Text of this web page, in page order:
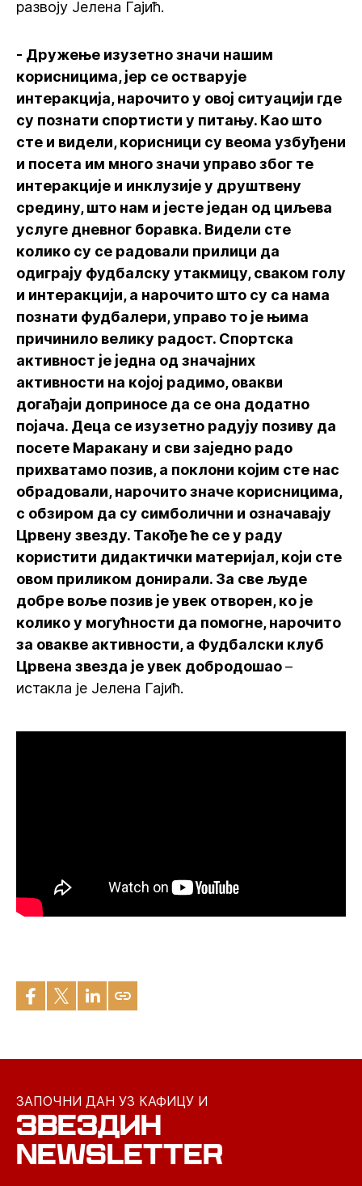
развоју Јелена Гајић.
- Дружење изузетно значи нашим
корисницима, јер се остварује
интеракција, нарочито у овој ситуацији где
су познати спортисти у питању. Као што
сте и видели, корисници су веома узбуђени
и посета им много значи управо због те
интеракције и инклузије у друштвену
средину, што нам и јесте један од циљева
услуге дневног боравка. Видели сте
колико су се радовали прилици да
одиграју фудбалску утакмицу, сваком голу
и интеракцији, а нарочито што су са нама
познати фудбалери, управо то је њима
причинило велику радост. Спортска
активност је једна од значајних
активности на којој радимо, овакви
догађаји доприносе да се она додатно
појача. Деца се изузетно радују позиву да
посете Маракану и сви заједно радо
прихватамо позив, а поклони којим сте нас
обрадовали, нарочито значе корисницима,
с обзиром да су симболични и означавају
Црвену звезду. Такође ће се у раду
користити дидактички материјал, који сте
овом приликом донирали. За све људе
добре воље позив је увек отворен, ко је
колико у могућности да помогне, нарочито
за овакве активности, а Фудбалски клуб
Црвена звезда је увек добродошао–
истакла је Јелена Гајић.
ЗАПОЧНИ ДАН УЗ КАФИЦУ И
ЗВЕЗДИН
NEWSLETTER